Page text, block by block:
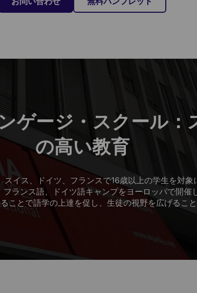
ゲージ・スクール：
の高い教育
イス、ドイツ、フランスで16歳以上の学生を対
ランス語、ドイツ語キャンプをヨーロッパで開
ことで語学の上達を促し、生徒の視野を広げるこ